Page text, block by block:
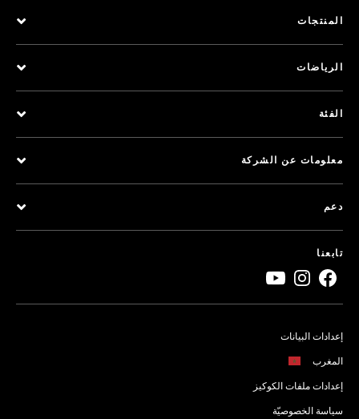
المنتجات
الرياضات
الفئة
معلومات عن الشركة
دعم
تابعنا
إعدادات البيانات
المغرب
إعدادات ملفات الكوكيز
سياسة الخصوصيّة